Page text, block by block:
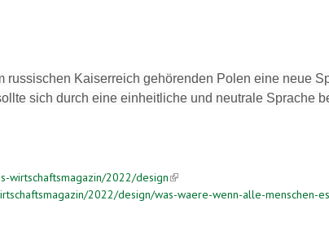
Kaiserreich gehörenden Polen eine neue
sich durch eine einheitliche und neutrale Sprache
wirtschaftsmagazin/2022/design(link is external)
2022/design/was-waere-wenn-alle-menschen-